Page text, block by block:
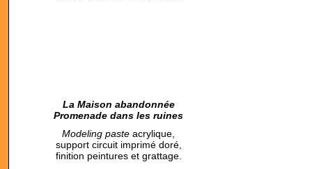
La Maison abandonnée
Promenade dans les ruines
Modeling paste acrylique,
support circuit imprimé doré,
finition peintures et grattage.